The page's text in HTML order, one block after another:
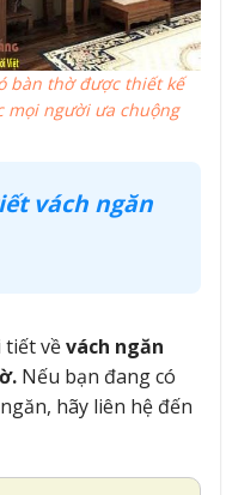
bàn thờ được thiết kế
mọi người ưa chuộng
vách ngăn
tiết vềvách ngăn
Nếu bạn đang có
hãy liên hệ đến